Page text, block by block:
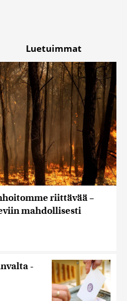
Luetuimmat
riittävää –
mahdollisesti
-